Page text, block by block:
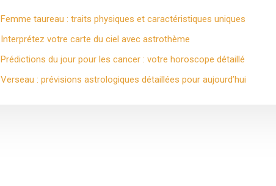
Femme taureau : traits physiques et caractéristiques uniques
Interprétez votre carte du ciel avec astrothème
Prédictions du jour pour les cancer : votre horoscope détaillé
Verseau : prévisions astrologiques détaillées pour aujourd’hui